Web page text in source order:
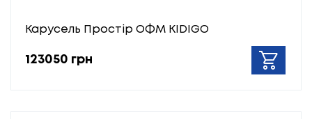
Карусель Простір ОФМ KIDIGO
123050 грн